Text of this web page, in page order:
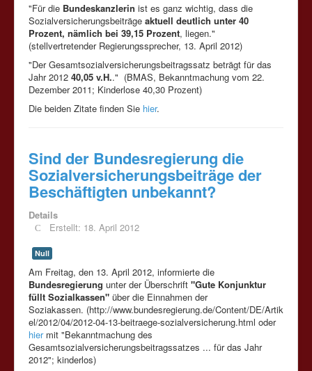
"Für die Bundeskanzlerin ist es ganz wichtig, dass die
Sozialversicherungsbeiträge aktuell deutlich unter 40
Prozent, nämlich bei 39,15 Prozent, liegen."
(stellvertretender Regierungssprecher, 13. April 2012)
"Der Gesamtsozialversicherungsbeitragssatz beträgt für das
Jahr 2012 40,05 v.H.." (BMAS, Bekanntmachung vom 22.
Dezember 2011; Kinderlose 40,30 Prozent)
Die beiden Zitate finden Sie hier.
Sind der Bundesregierung die
Sozialversicherungsbeiträge der
Beschäftigten unbekannt?
Details
Erstellt: 18. April 2012
Null
Am Freitag, den 13. April 2012, informierte die
Bundesregierung unter der Überschrift "Gute Konjunktur
füllt Sozialkassen" über die Einnahmen der
Soziakassen. (http://www.bundesregierung.de/Content/DE/Artik
el/2012/04/2012-04-13-beitraege-sozialversicherung.html oder
hiermit "Bekanntmachung des
Gesamtsozialversicherungsbeitragssatzes ... für das Jahr
2012"; kinderlos)